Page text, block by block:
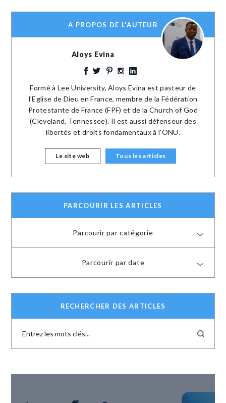
A PROPOS DE L'AUTEUR
Aloys Evina
Formé à Lee University, Aloys Evina est pasteur de
l'Eglise de Dieu en France, membre de la Fédération
Protestante de France (FPF) et de la Church of God
(Cleveland, Tennessee). Il est aussi défenseur des
libertés et droits fondamentaux à l'ONU.
Le site web Tous les articles
PARCOURIR LES ARTICLES
Parcourir par catégorie
Parcourir par date
RECHERCHER DES ARTICLES